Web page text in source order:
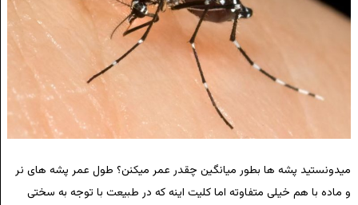
میدونستید پشه ها بطور میانگین چقدر عمر میکنن؟ طول عمر پشه های نر
و ماده با هم خیلی متفاوته اما کلیت اینه که در طبیعت با توجه به سختی